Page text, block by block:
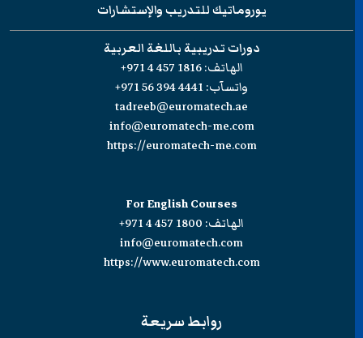
يوروماتيك للتدريب والإستشارات
دورات تدريبية باللغة العربية
الهاتف:+971 4 457 1816
واتسآب:+971 56 394 4441
tadreeb@euromatech.ae
info@euromatech-me.com
https://euromatech-me.com
For English Courses
الهاتف:+971 4 457 1800
info@euromatech.com
https://www.euromatech.com
روابط سريعة